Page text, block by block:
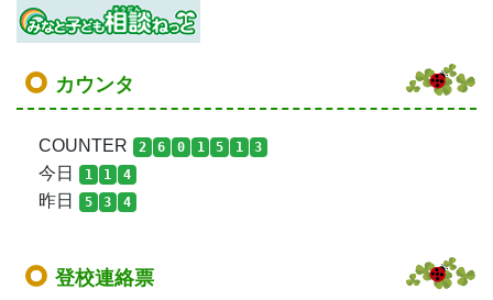
カウンタ
COUNTER 2 6 0 1 5 1 3
今日 1 1 4
昨日 5 3 4
登校連絡票